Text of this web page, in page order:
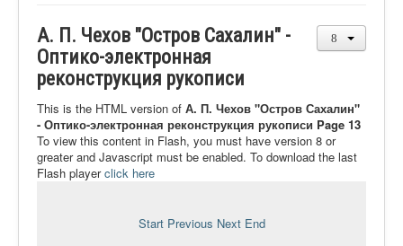
О фонде
Онлайн библиотека
Видеоматериалы
Контакты
Сайт проекта Достоевский
А. П. Чехов "Остров Сахалин" -
Оптико-электронная
реконструкция рукописи
This is the HTML version of А. П. Чехов "Остров Сахалин"
- Оптико-электронная реконструкция рукописи Page 13
To view this content in Flash, you must have version 8 or
greater and Javascript must be enabled. To download the last
Flash playerclick here
Start Previous Next End